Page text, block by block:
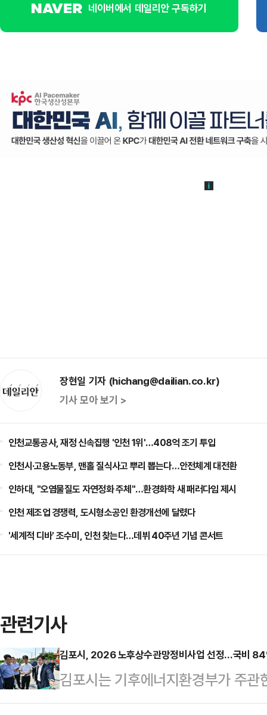
네이버에서 데일리안 구독하기
장현일 기자 (hichang@dailian.co.kr)
기사 모아 보기 >
인천교통공사, 재정 신속집행 '인천 1위'…408억 조기 투입
인천시·고용노동부, 맨홀 질식사고 뿌리 뽑는다…안전체계 대전환
인하대, "오염물질도 자연정화 주체"…환경화학 새 패러다임 제시
인천 제조업 경쟁력, 도시형소공인 환경개선에 달렸다
'세계적 디바' 조수미, 인천 찾는다…데뷔 40주년 기념 콘서트
관련기사
김포시, 2026 노후상수관망정비사업 선정…국비 84
김포시는 기후에너지환경부가 주
선정, 오는 2031년까지 6년 간 84